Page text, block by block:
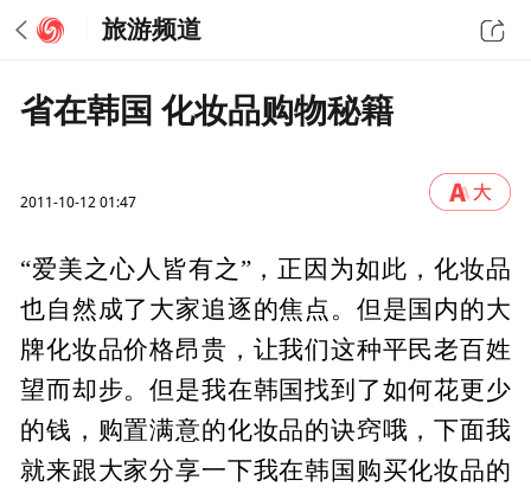
旅游频道
省在韩国 化妆品购物秘籍
2011-10-12 01:47
“爱美之心人皆有之”，正因为如此，化妆品
也自然成了大家追逐的焦点。但是国内的大
牌化妆品价格昂贵，让我们这种平民老百姓
望而却步。但是我在韩国找到了如何花更少
的钱，购置满意的化妆品的诀窍哦，下面我
就来跟大家分享一下我在韩国购买化妆品的